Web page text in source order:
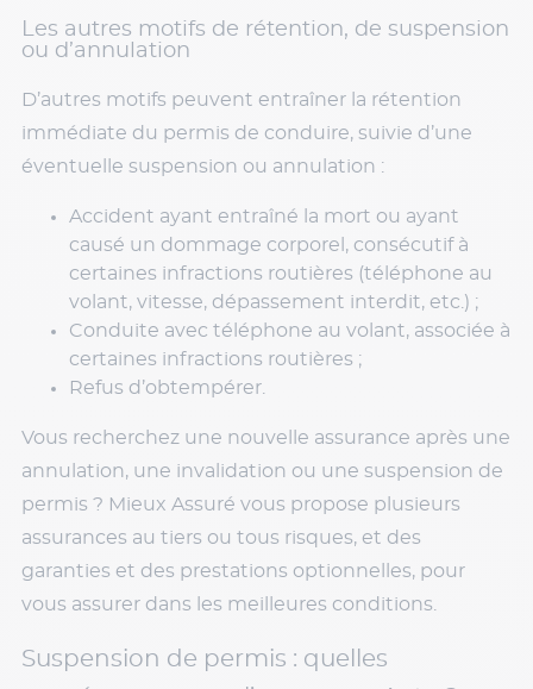
Les autres motifs de rétention, de suspension
ou d’annulation
D’autres motifs peuvent entraîner la rétention
immédiate du permis de conduire, suivie d’une
éventuelle suspension ou annulation :
Accident ayant entraîné la mort ou ayant
causé un dommage corporel, consécutif à
certaines infractions routières (téléphone au
volant, vitesse, dépassement interdit, etc.) ;
Conduite avec téléphone au volant, associée à
certaines infractions routières ;
Refus d’obtempérer.
Vous recherchez une nouvelle assurance après une
annulation, une invalidation ou une suspension de
permis ? Mieux Assuré vous propose plusieurs
assurances au tiers ou tous risques, et des
garanties et des prestations optionnelles, pour
vous assurer dans les meilleures conditions.
Suspension de permis : quelles